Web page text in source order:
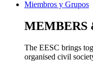
Miembros y Grupos
MEMBERS
The EESC brings
organised civil